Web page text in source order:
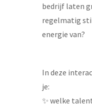
bedrijf laten
regelmatig
energie van?
In deze
je:
✨ welke